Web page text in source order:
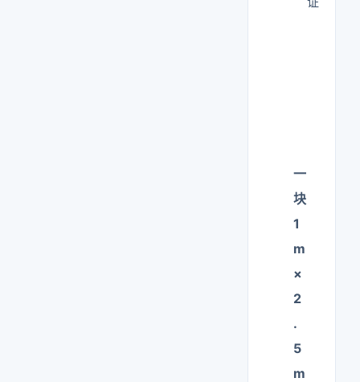
一
块
1
m
×
2
.
5
m